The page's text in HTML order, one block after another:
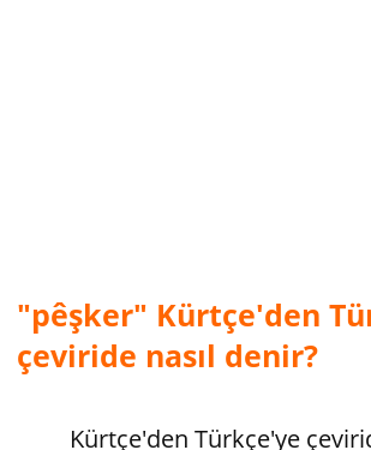
"pêşker" Kürtçe'den
çeviride nasıl denir?
Kürtçe'den Türkçe'ye